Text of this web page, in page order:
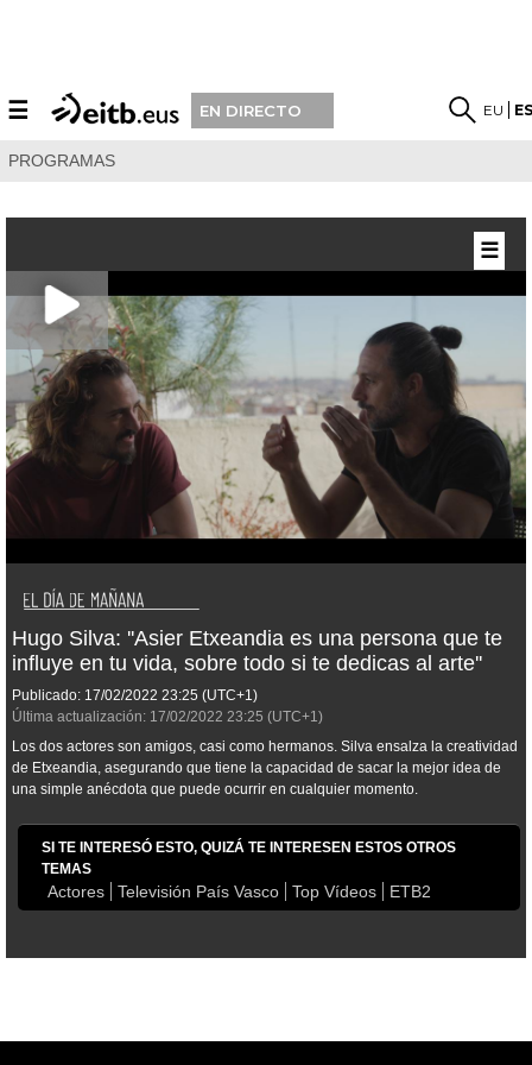
☰ EN DIRECTO EU
PROGRAMAS
Hugo Silva: ''Asier Etxeandia es una persona que te
influye en tu vida, sobre todo si te dedicas al arte''
Publicado: 17/02/2022 23:25 (UTC+1)
Última actualización: 17/02/2022 23:25 (UTC+1)
Los dos actores son amigos, casi como hermanos. Silva ensalza la creatividad
de Etxeandia, asegurando que tiene la capacidad de sacar la mejor idea de
una simple anécdota que puede ocurrir en cualquier momento.
SI TE INTERESÓ ESTO, QUIZÁ TE INTERESEN ESTOS OTROS
TEMAS
Actores Televisión País Vasco Top Vídeos ETB2
☰